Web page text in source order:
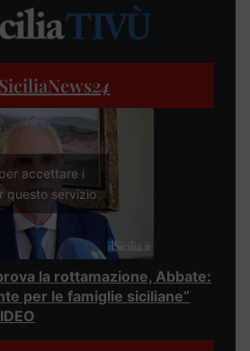
24
accettare i
questo servizio
la rottamazione, Abbate:
per le famiglie siciliane”